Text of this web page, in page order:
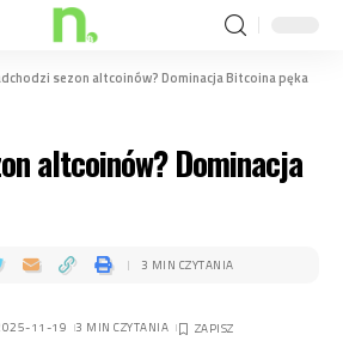
sezon altcoinów? Dominacja Bitcoina pęka
altcoinów? Dominacja
11-19 3 MIN CZYTANIA
3 MIN CZYTANIA